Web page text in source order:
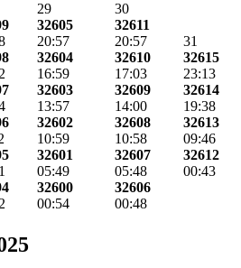
29
32605
20:57
32604
16:59
32603
13:57
32602
10:59
32601
05:49
32600
00:54
30
32611
20:57
32610
17:03
32609
14:00
32608
10:58
32607
05:48
32606
00:48
31
32615
23:13
32614
19:38
32613
09:46
32612
00:43